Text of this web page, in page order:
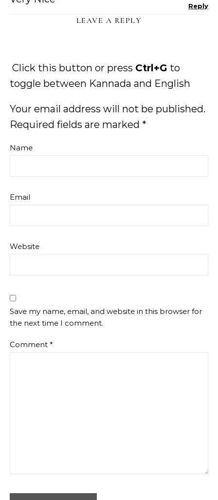
Reply
LEAVE A REPLY
Click this button or press Ctrl+G to
toggle between Kannada and English
Your email address will not be published.
Required fields are marked *
Name
Email
Website
Save my name, email, and website in this browser for
the next time I comment.
Comment *